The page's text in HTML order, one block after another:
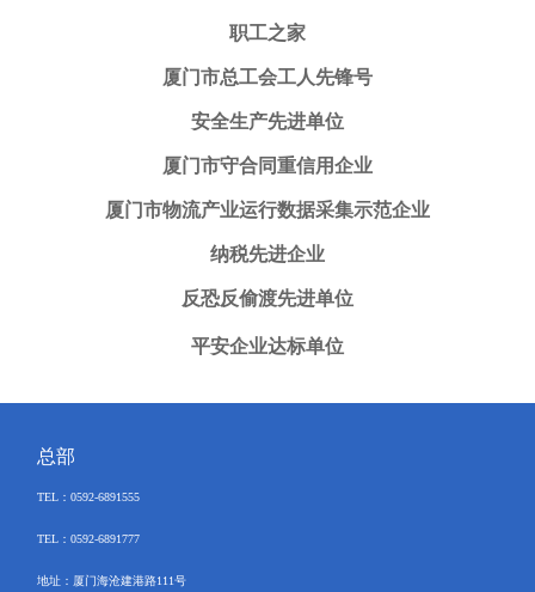
职工之家
厦门市总工会工人先锋号
安全生产先进单位
厦门市守合同重信用企业
厦门市物流产业运行数据采集示范企业
纳税先进企业
反恐反偷渡先进单位
平安企业达标单位
总部
TEL ：0592-6891555
TEL：0592-6891777
地址：厦门海沧建港路111号